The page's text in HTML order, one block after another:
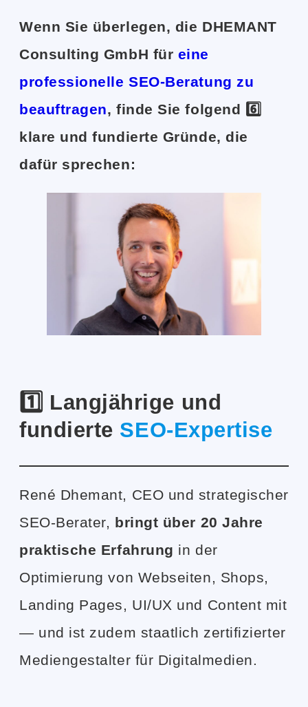
Wenn Sie überlegen, die DHEMANT
Consulting GmbH für eine
professionelle SEO-Beratung zu
beauftragen, finde Sie folgend 6️⃣
klare und fundierte Gründe, die
dafür sprechen:
1️⃣ Langjährige und
fundierte SEO-Expertise
René Dhemant, CEO und strategischer
SEO-Berater, bringt über 20 Jahre
praktische Erfahrung in der
Optimierung von Webseiten, Shops,
Landing Pages, UI/UX und Content mit
— und ist zudem staatlich zertifizierter
Mediengestalter für Digitalmedien.